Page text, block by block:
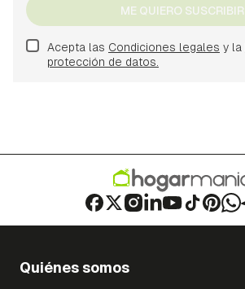
ME QUIERO SUSCRIBIR
Acepta las Condiciones legales y la
protección de datos.
Quiénes somos